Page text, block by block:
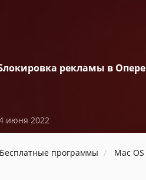
рекламы в Опере
июня 2022
Бесплатные программы Mac OS